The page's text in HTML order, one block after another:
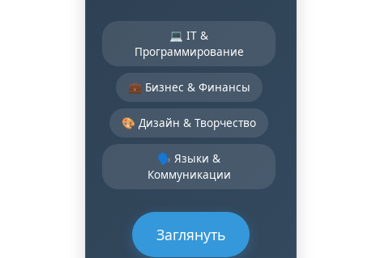
💻 IT &
Программирование
💼 Бизнес & Финансы
🎨 Дизайн & Творчество
🗣️ Языки &
Коммуникации
Заглянуть